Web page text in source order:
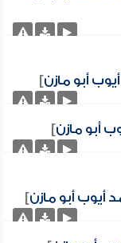
أبو مازن]
أبو مازن]
أيوب أبو مازن]